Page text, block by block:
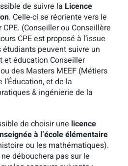
de suivre la Licence
. Celle-ci se réoriente vers le
(Conseiller ou Conseillère
CPE est proposé à l’issue
peuvent suivre un
et éducation Conseiller
des Masters MEEF (Métiers
l’Éducation, et de la
& ingénierie de la
de choisir une licence
à l’école élémentaire
ou les mathématiques).
débouchera pas sur le